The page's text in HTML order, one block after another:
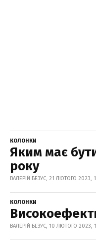
КОЛОНКИ
Яким має
року
ВАЛЕРІЙ БЕЗУС, 21 ЛЮТОГО 2023,
КОЛОНКИ
ВАЛЕРІЙ БЕЗУС, 10 ЛЮТОГО 2023,